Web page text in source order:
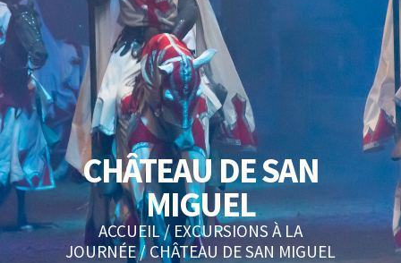
CHÂTEAU DE SAN
MIGUEL
ACCUEIL/ EXCURSIONS À LA
JOURNÉE/ CHÂTEAU DE SAN MIGUEL